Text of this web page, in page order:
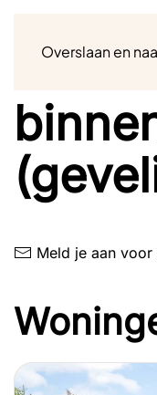
Overslaan en
Na-
Meld je aan